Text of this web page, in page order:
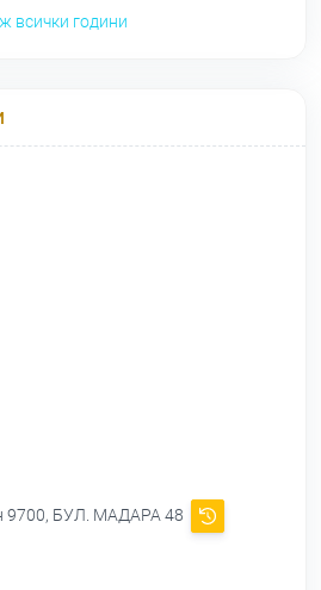
всички години
9700, БУЛ. МАДАРА 48